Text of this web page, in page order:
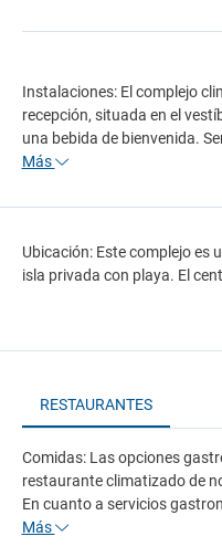
Instalaciones: El complejo
recepción, situada en el
una bebida de bienvenida.
Más
Ubicación: Este complejo es
isla privada con playa. El
RESTAURANTES
Comidas: Las opciones
restaurante climatizado de
En cuanto a servicios
Más